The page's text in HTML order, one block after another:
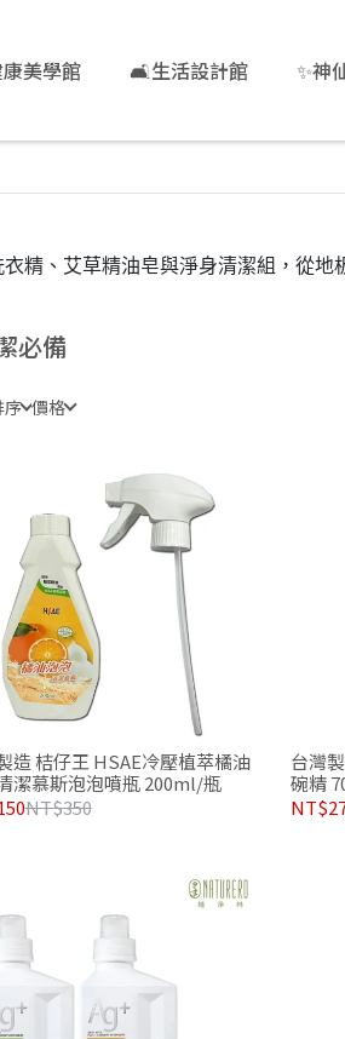
美學館 🛋️生活設計館 ✨神
精、艾草精油皂與淨身清潔組，從地
必備
序 價格
造 桔仔王 HSAE冷壓植萃橘油
潔慕斯泡泡噴瓶 200ml/瓶
NT$350
台灣
碗精